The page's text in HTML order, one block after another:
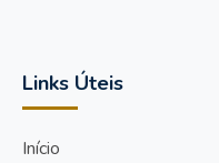
Links Úteis
Início